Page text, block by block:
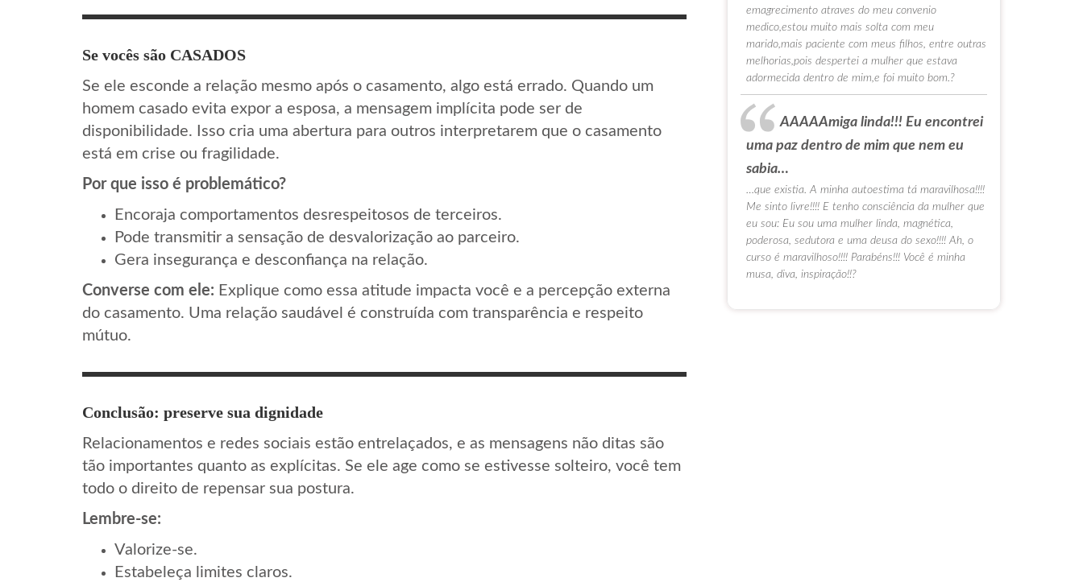
Se vocês são CASADOS
Se ele esconde a relação mesmo após o casamento, algo está errado. Quando um
homem casado evita expor a esposa, a mensagem implícita pode ser de
disponibilidade. Isso cria uma abertura para outros interpretarem que o casamento
está em crise ou fragilidade.
Por que isso é problemático?
Encoraja comportamentos desrespeitosos de terceiros.
Pode transmitir a sensação de desvalorização ao parceiro.
Gera insegurança e desconfiança na relação.
Converse com ele: Explique como essa atitude impacta você e a percepção externa
do casamento. Uma relação saudável é construída com transparência e respeito
mútuo.
Conclusão: preserve sua dignidade
Relacionamentos e redes sociais estão entrelaçados, e as mensagens não ditas são
tão importantes quanto as explícitas. Se ele age como se estivesse solteiro, você tem
todo o direito de repensar sua postura.
Lembre-se:
Valorize-se.
Estabeleça limites claros.
emagrecimento atraves do meu convenio
medico,estou muito mais solta com meu
marido,mais paciente com meus filhos, entre outras
melhorias,pois despertei a mulher que estava
adormecida dentro de mim,e foi muito bom.?
AAAAAmiga linda!!! Eu encontrei
uma paz dentro de mim que nem eu
sabia…
…que existia. A minha autoestima tá maravilhosa!!!!
Me sinto livre!!!! E tenho consciência da mulher que
eu sou: Eu sou uma mulher linda, magnética,
poderosa, sedutora e uma deusa do sexo!!!! Ah, o
curso é maravilhoso!!!! Parabéns!!! Você é minha
musa, diva, inspiração!!?